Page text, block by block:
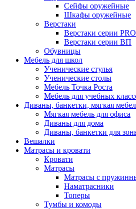
Сейфы оружейные
Шкафы оружейные
Верстаки
Верстаки серии
Верстаки серии ВП
Обувницы
Мебель для школ
Ученические стулья
Ученические столы
Мебель Точка Роста
Мебель для учебных
Диваны, банкетки, мягкая
Мягкая мебель для офиса
Диваны для дома
Диваны, банкетки для
Вешалки
Матрасы и кровати
Кровати
Матрасы
Матрасы с
Наматрасники
Топеры
Тумбы и комоды